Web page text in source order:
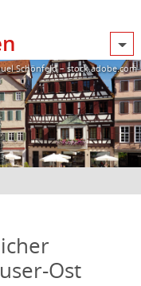
Schönfeld – stock.adobe.com
Ost